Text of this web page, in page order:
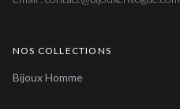
NOS COLLECTIONS
Bijoux Homme